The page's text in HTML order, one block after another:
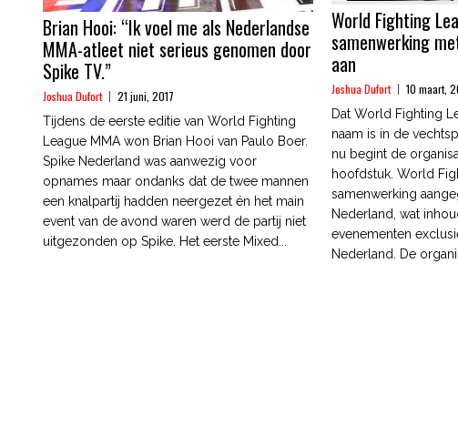
Brian Hooi: “Ik voel me als Nederlandse
MMA-atleet niet serieus genomen door
Spike TV.”
Joshua Dufort 21 juni, 2017
Tijdens de eerste editie van World Fighting
League MMA won Brian Hooi van Paulo Boer.
Spike Nederland was aanwezig voor
opnames maar ondanks dat de twee mannen
een knalpartij hadden neergezet én het main
event van de avond waren werd de partij niet
uitgezonden op Spike. Het eerste Mixed...
World Fighting
samenwerking
aan
Joshua Dufort 10 maart,
Dat World Fighting
naam is in de
nu begint de
hoofdstuk. World
samenwerking
Nederland, wat
evenementen
Nederland. De